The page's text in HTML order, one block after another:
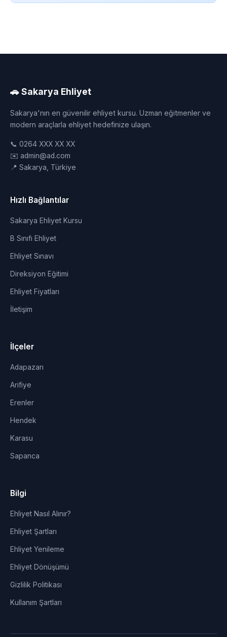
🚗 Sakarya Ehliyet
Sakarya'nın en güvenilir ehliyet kursu. Uzman eğitmenler ve
modern araçlarla ehliyet hedefinize ulaşın.
📞 0264 XXX XX XX
✉️ admin@ad.com
📍 Sakarya, Türkiye
Hızlı Bağlantılar
Sakarya Ehliyet Kursu
B Sınıfı Ehliyet
Ehliyet Sınavı
Direksiyon Eğitimi
Ehliyet Fiyatları
İletişim
İlçeler
Adapazarı
Arifiye
Erenler
Hendek
Karasu
Sapanca
Bilgi
Ehliyet Nasıl Alınır?
Ehliyet Şartları
Ehliyet Yenileme
Ehliyet Dönüşümü
Gizlilik Politikası
Kullanım Şartları